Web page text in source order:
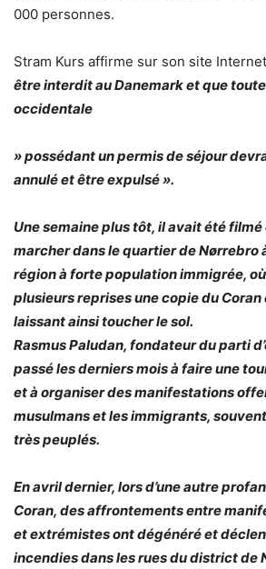
000 personnes.
Stram Kurs affirme sur son site
être interdit au Danemark et que
occidentale
» possédant un permis de séjour
annulé et être expulsé».
Une semaine plus tôt, il avait été filmé
marcher dans le quartier de Nørrebro
région à forte population immigrée,
plusieurs reprises une copie du Coran
laissant ainsi toucher le sol.
Rasmus Paludan, fondateur du parti
passé les derniers mois à faire une
et à organiser des manifestations
musulmans et les immigrants,
très peuplés.
En avril dernier, lors d’une autre
Coran, des affrontements entre
et extrémistes ont dégénéré et
incendies dans les rues du district de